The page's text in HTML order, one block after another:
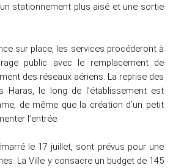
stationnement plus aisé et une sortie
sur place, les services procéderont à
public avec le remplacement de
des réseaux aériens. La reprise des
le long de l’établissement est
de même que la création d’un petit
l’entrée.
le 17 juillet, sont prévus pour une
La Ville y consacre un budget de 145